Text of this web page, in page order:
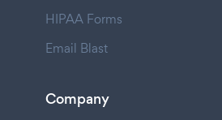
HIPAA Forms
Email Blast
Company